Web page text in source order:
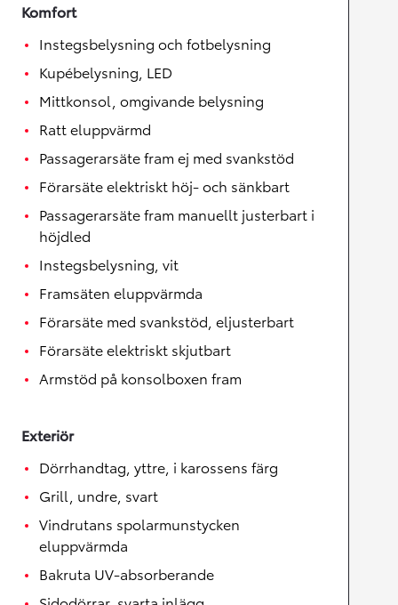
Komfort
Instegsbelysning och fotbelysning
Kupébelysning, LED
Mittkonsol, omgivande belysning
Ratt eluppvärmd
Passagerarsäte fram ej med svankstöd
Förarsäte elektriskt höj- och sänkbart
Passagerarsäte fram manuellt justerbart i
höjdled
Instegsbelysning, vit
Framsäten eluppvärmda
Förarsäte med svankstöd, eljusterbart
Förarsäte elektriskt skjutbart
Armstöd på konsolboxen fram
Exteriör
Dörrhandtag, yttre, i karossens färg
Grill, undre, svart
Vindrutans spolarmunstycken
eluppvärmda
Bakruta UV-absorberande